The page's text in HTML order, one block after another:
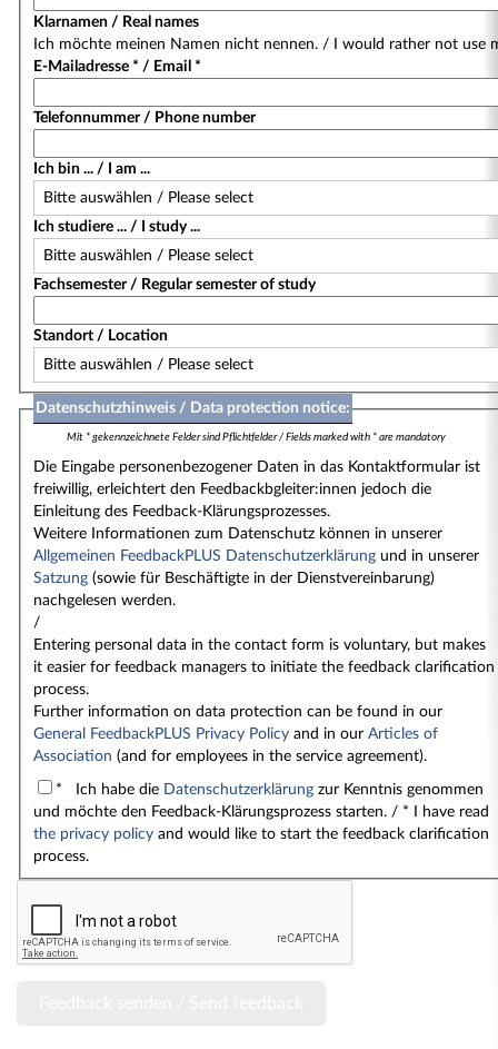
Klarnamen / Real names
Ich möchte meinen Namen nicht nennen. / I would rather not use
E-Mailadresse * / Email *
Telefonnummer / Phone number
Ich bin ... / I am ...
Ich studiere ... / I study ...
Fachsemester / Regular semester of study
Standort / Location
Datenschutzhinweis / Data protection notice:
Mit * gekennzeichnete Felder sind Pflichtfelder / Fields marked with * are mandatory
Die Eingabe personenbezogener Daten in das Kontaktformular ist
freiwillig, erleichtert den Feedbackbgleiter:innen jedoch die
Einleitung des Feedback-Klärungsprozesses.
Weitere Informationen zum Datenschutz können in unserer
Allgemeinen FeedbackPLUS Datenschutzerklärungund in unserer
Satzung(sowie für Beschäftigte in der Dienstvereinbarung)
nachgelesen werden.
/
Entering personal data in the contact form is voluntary, but makes
it easier for feedback managers to initiate the feedback clarification
process.
Further information on data protection can be found in our
General FeedbackPLUS Privacy Policyand in our Articles of
Association (and for employees in the service agreement).
* Ich habe die Datenschutzerklärungzur Kenntnis genommen
und möchte den Feedback-Klärungsprozess starten. / * I have read
the privacy policyand would like to start the feedback clarification
process.